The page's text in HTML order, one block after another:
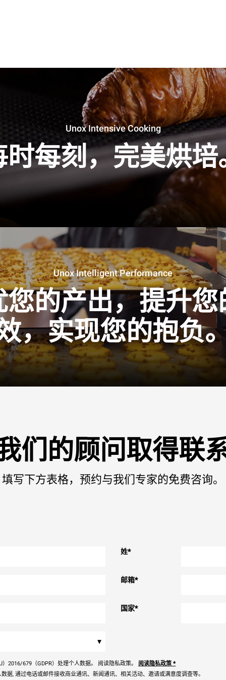
Unox Intensive Cooking
时每刻，完美烘培
Unox Intelligent Performance
您的产出，提升您
，实现您的抱负
们的顾问取得联
填写下方表格，预约与我们专家的免费咨询。
姓*
邮箱*
国家*
▾
）2016/679（GDPR）处理个人数据。 阅读隐私政策。 阅读隐私政策 *
据, 通过电话或邮件接收商业通讯、新闻通讯、相关活动、邀请或满意度调查等。